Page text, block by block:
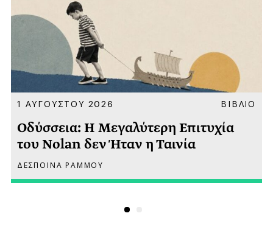
1 ΑΥΓΟΥΣΤΟΥ 2026 ΒΙΒΛΙΟ
Οδύσσεια: Η Μεγαλύτερη Επιτυχία
του Nolan δεν Ήταν η Ταινία
ΔΕΣΠΟΙΝΑ ΡΑΜΜΟΥ